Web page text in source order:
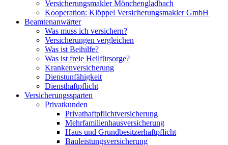
Versicherungsmakler Mönchengladbach
Kooperation: Klöppel Versicherungsmakler GmbH
Beamtenanwärter
Was muss ich versichern?
Versicherungen vergleichen
Was ist Beihilfe?
Was ist freie Heilfürsorge?
Krankenversicherung
Dienstunfähigkeit
Diensthaftpflicht
Versicherungssparten
Privatkunden
Privathaftpflichtversicherung
Mehrfamilienhausversicherung
Haus und Grundbesitzerhaftpflicht
Bauleistungsversicherung